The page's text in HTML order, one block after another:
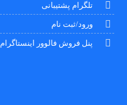
تلگرام پشتیبانی
ورود/ثبت نام
پنل فروش فالوور اینستاگرام